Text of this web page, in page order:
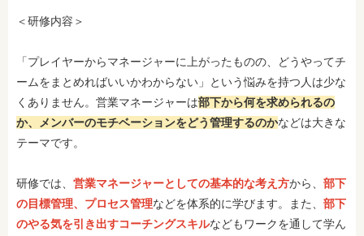
＜研修内容＞
「プレイヤーからマネージャーに上がったものの、どうやってチ
ームをまとめればいいかわからない」という悩みを持つ人は少な
くありません。営業マネージャーは部下から何を求められるの
か、メンバーのモチベーションをどう管理するのかなどは大きな
テーマです。
研修では、 営業マネージャーとしての基本的な考え方から、 部下
の目標管理、プロセス管理などを体系的に学びます。また、 部下
のやる気を引き出すコーチングスキルなどもワークを通して学ん